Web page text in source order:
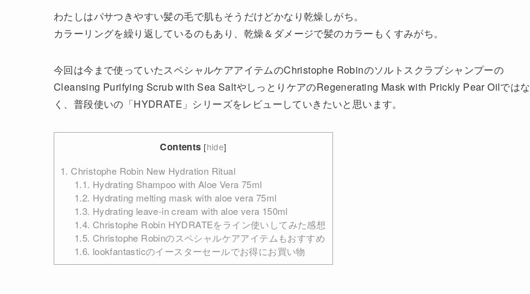
わたしはパサつきやすい髪の毛で肌もそうだけどかなり乾燥しがち。
カラーリングを繰り返しているのもあり、乾燥＆ダメージで髪のカラーもくすみがち。
今回は今まで使っていたスペシャルケアアイテムのChristophe Robinのソルトスクラブシャンプーの
Cleansing Purifying Scrub with Sea SaltやしっとりケアのRegenerating Mask with Prickly Pear Oilではな
く、普段使いの「HYDRATE」シリーズをレビューしていきたいと思います。
Contents [hide]
1. Christophe Robin New Hydration Ritual
1.1. Hydrating Shampoo with Aloe Vera 75ml
1.2. Hydrating melting mask with aloe vera 75ml
1.3. Hydrating leave-in cream with aloe vera 150ml
1.4. Christophe Robin HYDRATEをライン使いしてみた感想
1.5. Christophe Robinのスペシャルケアアイテムもおすすめ
1.6. lookfantasticのイースターセールでお得にお買い物